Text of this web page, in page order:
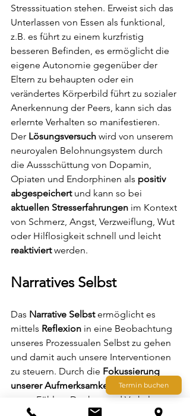
Stresssituation stehen. Erweist sich das
Unterlassen von Essen als funktional,
z.B. es führt zu einem kurzfristig
besseren Befinden, es ermöglicht die
eigene Autonomie gegenüber der
Eltern zu behaupten oder ein
verändertes Körperbild führt zu sozialer
Anerkennung der Peers, kann sich das
erlernte Verhalten so manifestieren.
Der Lösungsversuch wird von unserem
neuroyalen Belohnungsystem durch
die Aussschüttung von Dopamin,
Opiaten und Endorphinen als positiv
abgespeichert und kann so bei
aktuellen Stresserfahrungen im Kontext
von Schmerz, Angst, Verzweiflung, Wut
oder Hilflosigkeit schnell und leicht
reaktiviert werden.
Narratives Selbst
Das Narrative Selbst ermöglicht es
mittels Reflexion in eine Beobachtung
unseres Prozessualen Selbst zu gehen
und damit auch unsere Interventionen
zu steuern. Durch die Fokussierung
unserer Aufmerksamkeit
können wir in
unser Fühlen, Denken und Verhalten
Termin buchen